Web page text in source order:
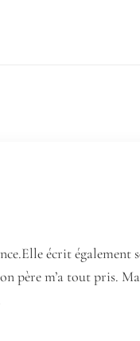
écrit également
père m’a tout pris. Ma